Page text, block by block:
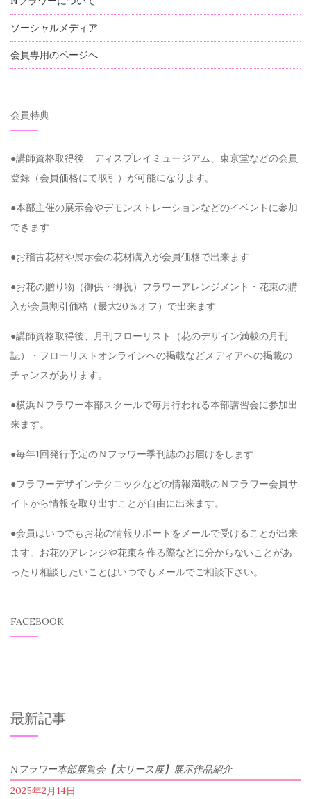
ソーシャルメディア
会員専用のページへ
会員特典
●講師資格取得後 ディスプレイミュージアム、東京堂などの会員
登録（会員価格にて取引）が可能になります。
●本部主催の展示会やデモンストレーションなどのイベントに参加
できます
●お稽古花材や展示会の花材購入が会員価格で出来ます
●お花の贈り物（御供・御祝）フラワーアレンジメント・花束の購
入が会員割引価格（最大20％オフ）で出来ます
●講師資格取得後、月刊フローリスト（花のデザイン満載の月刊
誌）・フローリストオンラインへの掲載などメディアへの掲載の
チャンスがあります。
●横浜Ｎフラワー本部スクールで毎月行われる本部講習会に参加出
来ます。
●毎年1回発行予定のＮフラワー季刊誌のお届けをします
●フラワーデザインテクニックなどの情報満載のＮフラワー会員サ
イトから情報を取り出すことが自由に出来ます。
●会員はいつでもお花の情報サポートをメールで受けることが出来
ます。お花のアレンジや花束を作る際などに分からないことがあ
ったり相談したいことはいつでもメールでご相談下さい。
FACEBOOK
最新記事
Nフラワー本部展覧会【大リース展】展示作品紹介
2025年2月14日